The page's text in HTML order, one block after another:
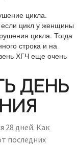
цикла.
цикл у женщины
цикла. Тогда
строка и на
ХГЧ еще очень
ДЕНЬ
28 дней. Как
последних